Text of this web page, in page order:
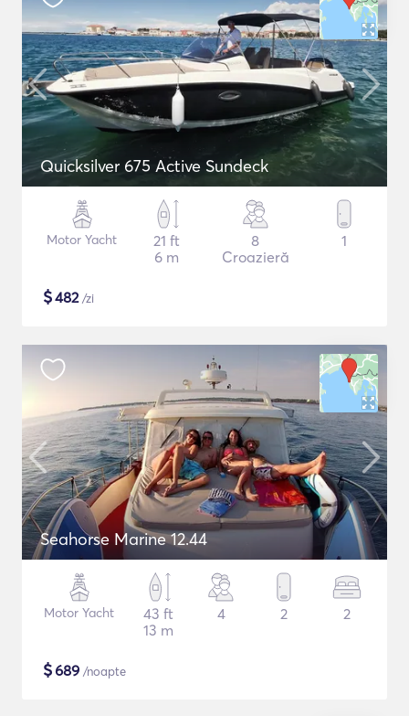
Quicksilver 675 Active Sundeck
Motor Yacht
21 ft
6 m
8
Croazieră
1
$482/zi
Seahorse Marine 12.44
Motor Yacht
43 ft
13 m
4 2 2
$689 /noapte